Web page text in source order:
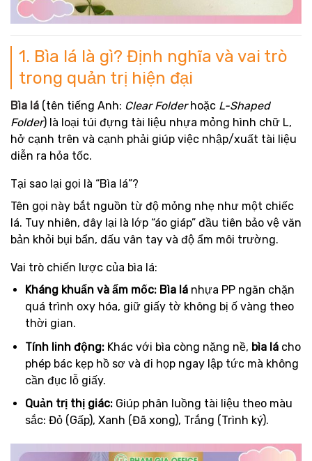
1. Bìa lá là gì? Định nghĩa và vai trò
trong quản trị hiện đại
Bìa lá (tên tiếng Anh: Clear Folderhoặc L-Shaped
Folder) là loại túi đựng tài liệu nhựa mỏng hình chữ L,
hở cạnh trên và cạnh phải giúp việc nhập/xuất tài liệu
diễn ra hỏa tốc.
Tại sao lại gọi là “Bìa lá”?
Tên gọi này bắt nguồn từ độ mỏng nhẹ như một chiếc
lá. Tuy nhiên, đây lại là lớp “áo giáp” đầu tiên bảo vệ văn
bản khỏi bụi bẩn, dấu vân tay và độ ẩm môi trường.
Vai trò chiến lược của bìa lá:
Kháng khuẩn và ẩm mốc: Bìa lánhựa PP ngăn chặn
quá trình oxy hóa, giữ giấy tờ không bị ố vàng theo
thời gian.
Tính linh động:Khác với bìa còng nặng nề, bìa lácho
phép bác kẹp hồ sơ và đi họp ngay lập tức mà không
cần đục lỗ giấy.
Quản trị thị giác:Giúp phân luồng tài liệu theo màu
sắc: Đỏ (Gấp), Xanh (Đã xong), Trắng (Trình ký).